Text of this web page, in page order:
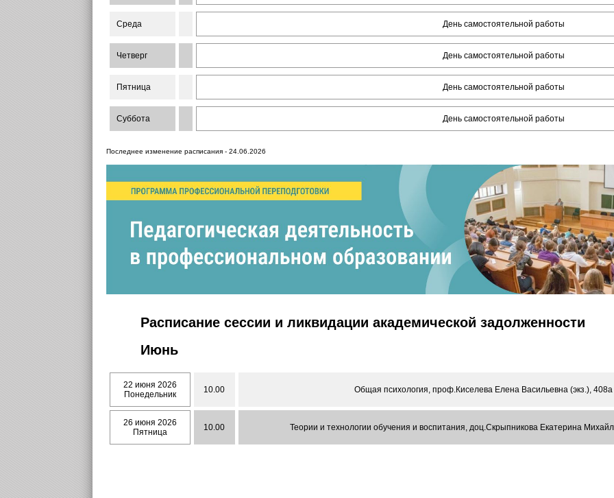
Среда День самостоятельной работы
Четверг День самостоятельной работы
Пятница День самостоятельной работы
Суббота День самостоятельной работы
Последнее изменение расписания - 24.06.2026
Расписание сессии и ликвидации академической задолженности
Июнь
22 июня 2026
Понедельник
10.00 Общая психология, проф.Киселева Елена Васильевна (экз.),
26 июня 2026
Пятница
10.00 Теории и технологии обучения и воспитания, доц.Скрыпникова Екатерина